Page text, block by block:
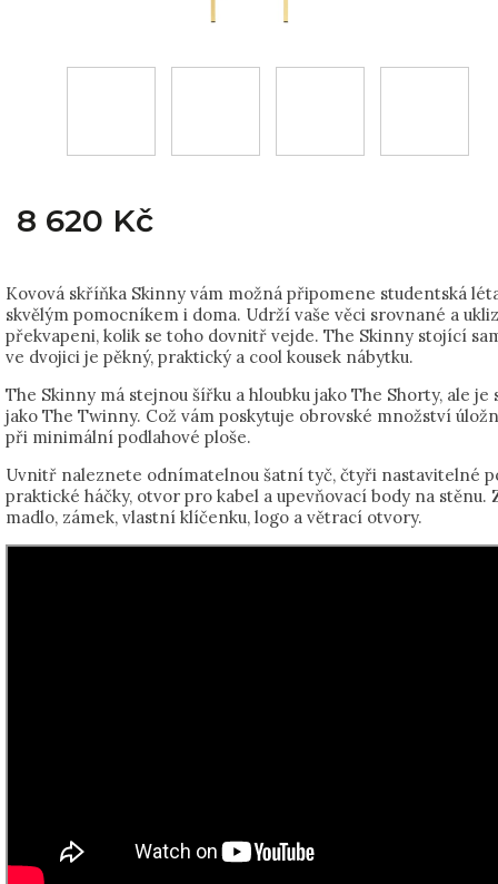
8 620 Kč
Kovová skříňka Skinny vám možná připomene studentská
skvělým pomocníkem i doma. Udrží vaše věci srovnané a
překvapeni, kolik se toho dovnitř vejde. The Skinny stojící
ve dvojici je pěkný, praktický a cool kousek nábytku.
The Skinny má stejnou šířku a hloubku jako The Shorty, ale je
jako The Twinny. Což vám poskytuje obrovské množství
při minimální podlahové ploše.
Uvnitř naleznete odnímatelnou šatní tyč, čtyři nastavitelné
praktické háčky, otvor pro kabel a upevňovací body na stěnu.
madlo, zámek, vlastní klíčenku, logo a větrací otvory.